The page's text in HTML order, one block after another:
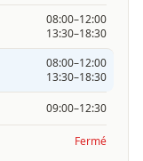
08:00–12:00
13:30–18:30
08:00–12:00
13:30–18:30
09:00–12:30
Fermé